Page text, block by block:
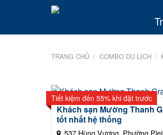
TRANG CHỦ / COMBO DU LỊCH /
Tiết kiệm đến 55% khi đặt trước
Khách sạn Mường Thanh
tốt nhất hệ thống
537 Hùng Vương, Phường